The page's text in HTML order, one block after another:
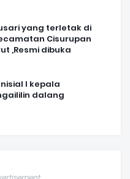
yang terletak di
Cisurupan
,Resmi dibuka
I kepala
dalang